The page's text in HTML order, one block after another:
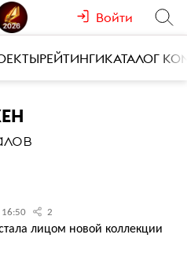
Войти
РЕЙТИНГИКАТАЛОГ
16:50 2
лицом новой коллекции